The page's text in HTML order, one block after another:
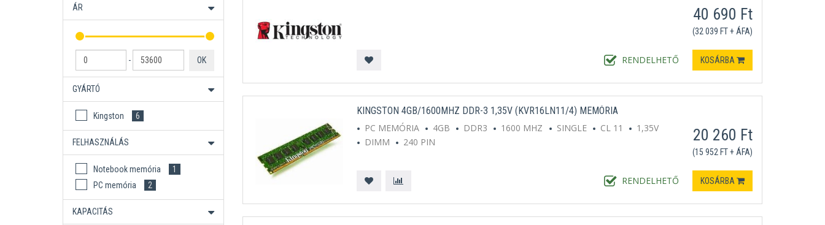
ÁR
- OK
GYÁRTÓ
Kingston 6
FELHASZNÁLÁS
Notebook memória
1
PC memória
2
KAPACITÁS
RENDELHETŐ
40 690 Ft
(32 039 FT + ÁFA)
KOSÁRBA
KINGSTON 4GB/1600MHZ DDR-3 1,35V (KVR16LN11/4) MEMÓRIA
PC MEMÓRIA
4GB DDR3 1600 MHZ SINGLE CL 11
1,35V
DIMM
240 PIN
RENDELHETŐ
20 260 Ft
(15 952 FT + ÁFA)
KOSÁRBA